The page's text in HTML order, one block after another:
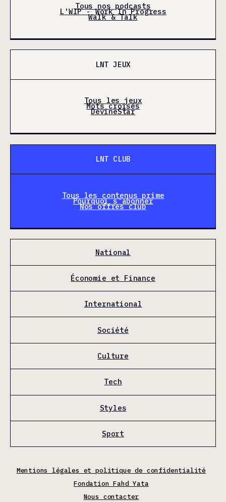
Tous nos podcasts
L'WIP - Work In Progress
Walk & Talk
LNT JEUX
Tous les jeux
Mots croisés
DevineStar
LNT CLUB
Tous les contenus prime
Pourquoi s'abonner
Nos offres club
National
Économie et Finance
International
Société
Culture
Tech
Styles
Sport
Mentions légales et politique de confidentialité
Fondation Fahd Yata
Nous contacter